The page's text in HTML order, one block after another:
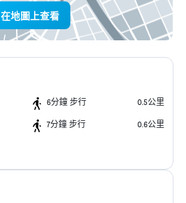
在地圖上查看
6分鐘 步行 0.5公里
7分鐘 步行 0.6公里